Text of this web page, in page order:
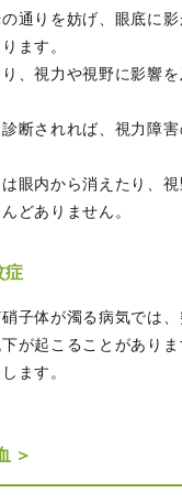
通りを妨げ、眼底に
ます。
、視力や視野に影響
断されれば、視力障
眼内から消えたり、視
どありません。
症
子体が濁る病気では
が起こることがあり
ます。
＞